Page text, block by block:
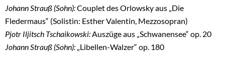
Johann Strauß (Sohn):Couplet des Orlowsky aus „Die
Fledermaus“ (Solistin: Esther Valentin, Mezzosopran)
Pjotr Iljitsch Tschaikowski:Auszüge aus „Schwanensee“ op. 20
Johann Strauß (Sohn): „Libellen-Walzer“ op. 180